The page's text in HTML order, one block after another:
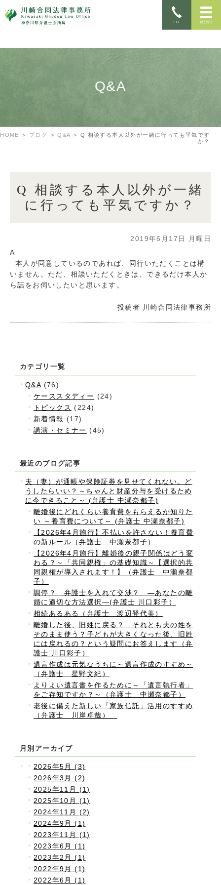
Q&A
HOME ブログ Q&A
Q 相談する本人以外が一緒に行っても平気です
か？
Q 相談する本人以外が一緒
に行っても平気ですか？
2019年6月17日 月曜日
A
本人が同意しているのであれば、同行いただくことは構
いません。ただ、相談いただくときは、できるだけ本人か
ら話をお伺いしたいと思います。
投稿者 川崎合同法律事務所
カテゴリ一覧
Q&A (76)
ケーススタディー (24)
トピックス (224)
新着情報 (17)
講演・セミナー (45)
最近のブログ記事
夫（妻）が通帳や保険証券を見せてくれない。ど
うしたらいい？～ちゃんと財産分与を受けるため
に今できること～ (弁護士 中瀬奈都子)
離婚後にどれくらい養育費をもらえるか知りた
い ～養育費について～ (弁護士 中瀬奈都子)
【2026年4月施行】不払いを許さない！養育費
の新ルール（弁護士 中瀬奈都子）
【2026年4月施行】離婚後の親子関係はどう変
わる？～「共同親権」の基礎知識～【選択的共
同親権が導入されます！】（弁護士 中瀬奈都
子）
調停？ 弁護士を入れて交渉？ ―あなたの離
婚に適切な方法選択―(弁護士 川口彩子）
相続あるある（弁護士 渡辺登代美）
離婚した後、旧姓に戻る？ それとも夫の姓を
そのまま使う？子どもが大きくなった後、旧姓
には戻れるの？という疑問にお答えします（弁
護士 川口彩子）
遺言作成は元気なうちに～遺言作成のすすめ～
（弁護士 星野文紀）
よりよい遺言書を作るために～「遺言執行者」
をご存知ですか？～（弁護士 中瀬奈都子）
老後に備えた新しい「家族信託」活用のすすめ
（弁護士 川岸卓哉）
月別アーカイブ
2026年5月 (3)
2026年3月 (2)
2025年11月 (1)
2025年10月 (1)
2024年11月 (2)
2024年9月 (1)
2023年11月 (1)
2023年6月 (1)
2023年2月 (1)
2022年9月 (1)
2022年6月 (1)